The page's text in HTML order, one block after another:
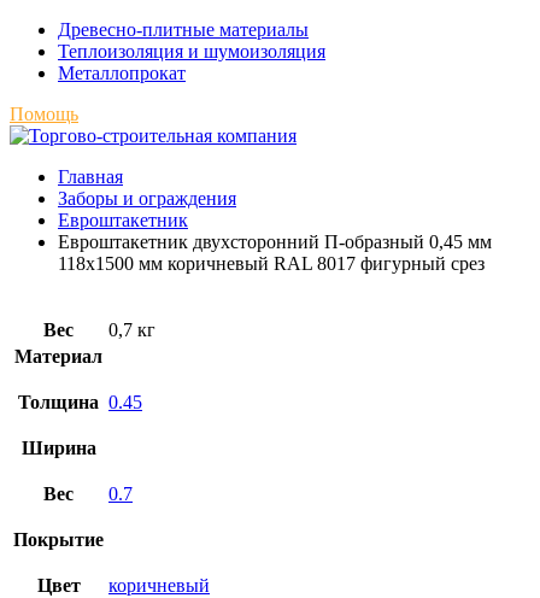
Древесно-плитные материалы
Теплоизоляция и шумоизоляция
Металлопрокат
Помощь
Главная
Заборы и ограждения
Евроштакетник
Евроштакетник двухсторонний П-образный 0,45 мм
118х1500 мм коричневый RAL 8017 фигурный срез
Вес
0,7 кг
Материал
Толщина 0.45
Ширина
Вес 0.7
Покрытие
Цвет коричневый